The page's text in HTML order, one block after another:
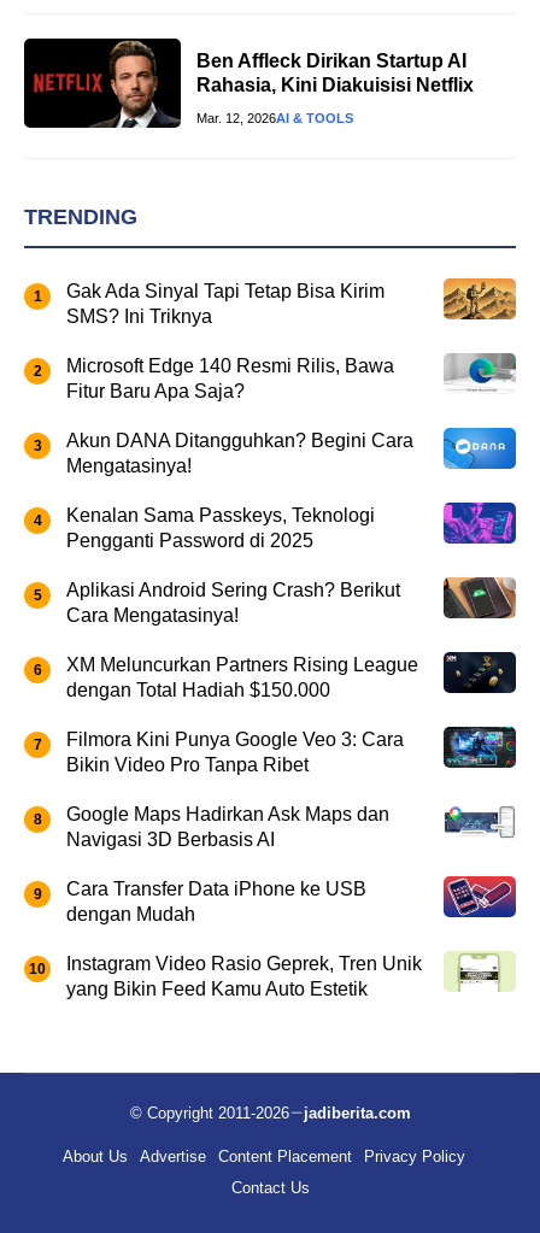
Ben Affleck Dirikan Startup AI
Rahasia, Kini Diakuisisi Netflix
Mar. 12, 2026AI & TOOLS
TRENDING
Gak Ada Sinyal Tapi Tetap Bisa Kirim
SMS? Ini Triknya
Microsoft Edge 140 Resmi Rilis, Bawa
Fitur Baru Apa Saja?
Akun DANA Ditangguhkan? Begini Cara
Mengatasinya!
Kenalan Sama Passkeys, Teknologi
Pengganti Password di 2025
Aplikasi Android Sering Crash? Berikut
Cara Mengatasinya!
XM Meluncurkan Partners Rising League
dengan Total Hadiah $150.000
Filmora Kini Punya Google Veo 3: Cara
Bikin Video Pro Tanpa Ribet
Google Maps Hadirkan Ask Maps dan
Navigasi 3D Berbasis AI
Cara Transfer Data iPhone ke USB
dengan Mudah
Instagram Video Rasio Geprek, Tren Unik
yang Bikin Feed Kamu Auto Estetik
© Copyright 2011-2026 jadiberita.com
About Us Advertise Content Placement
Privacy Policy
Contact Us